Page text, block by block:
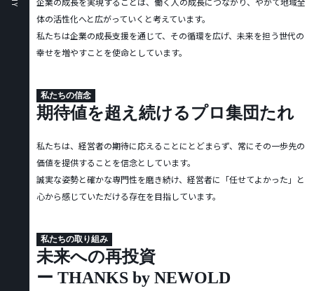
体の活性化へと広がっていくと考えています。
私たちは企業の成長支援を通じて、その循環を広げ、未来を担う世代の
幸せを増やすことを使命としています。
私たちの信念
期待値を超え続けるプロ集団たれ
私たちは、経営者の期待に応えることにとどまらず、常にその一歩先の
価値を提供することを信念としています。
誠実な姿勢と確かな専門性を磨き続け、経営者に「任せてよかった」と
心から感じていただける存在を目指しています。
私たちの取り組み
未来への再投資
ー THANKS by NEWOLD